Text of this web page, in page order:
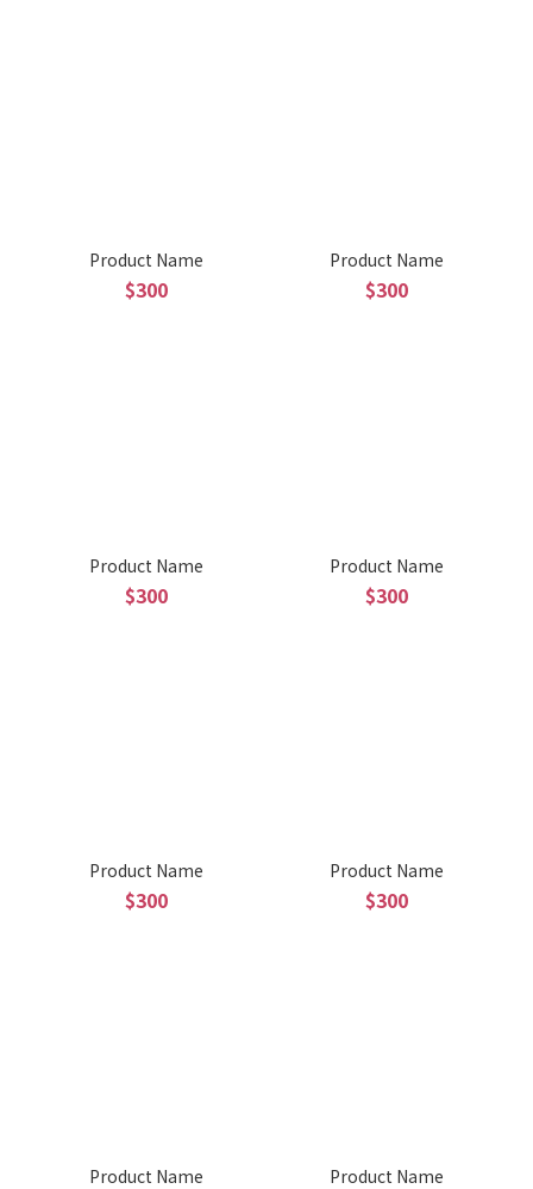
Product Name
$300
Product Name
$300
Product Name
$300
Product Name
$300
Product Name
$300
Product Name
$300
Product Name Product Name